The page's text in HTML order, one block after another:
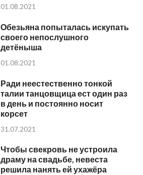
01.08.2021
Обезьяна попыталась искупать
своего непослушного
детёныша
01.08.2021
Ради неестественно тонкой
талии танцовщица ест один раз
в день и постоянно носит
корсет
31.07.2021
Чтобы свекровь не устроила
драму на свадьбе, невеста
решила нанять ей ухажёра